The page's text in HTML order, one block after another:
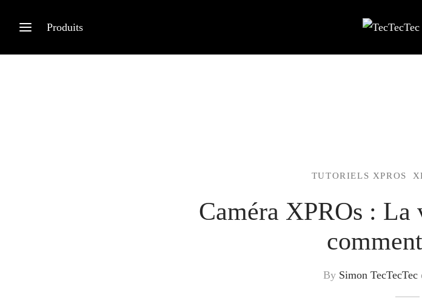
Produits
TUTORIELS XPROS
Caméra XPROs : La
By Simon TecTecTec